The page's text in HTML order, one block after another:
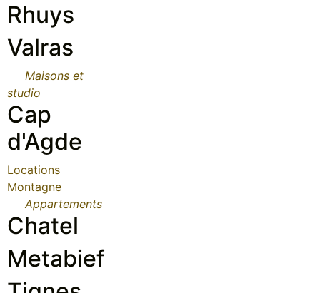
Rhuys
Valras
Maisons et
studio
Cap
d'Agde
Locations
Montagne
Appartements
Chatel
Metabief